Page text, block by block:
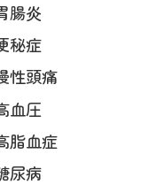
腸炎
秘症
性頭痛
血圧
脂血症
尿病